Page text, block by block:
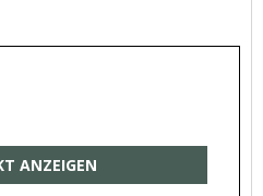
ANZEIGEN